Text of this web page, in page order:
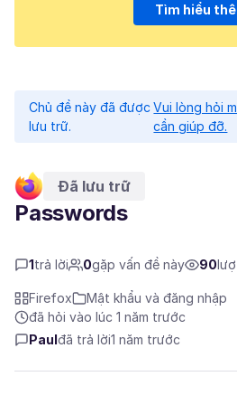
Tìm hiểu
Chủ đề này đã được
lưu trữ.
Vui lòng hỏi
cần giúp đỡ.
Đã lưu trữ
Passwords
1trả lời 0gặp vấn đề này 90
Firefox
Mật khẩu và đăng nhập
đã hỏi vào lúc 1 năm trước
Paulđã trả lời1 năm trước